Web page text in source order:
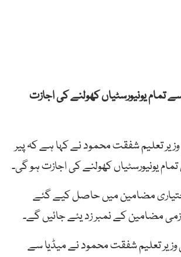
تمام یونیورسٹیاں کھولنے کی اجازت
تعلیم شفقت محمود نے کہا ہے کہ پیر
یونیورسٹیاں کھولنے کی اجازت ہو گی۔
مضامین میں حاصل کیے گئے
مضامین کے نمبر زد یئے جائیں گے۔
تعلیم شفقت محمود نے میڈیا سے